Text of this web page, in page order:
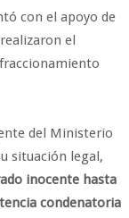
con el apoyo de
el
del Ministerio
situación legal,
inocente hasta
condenatoria